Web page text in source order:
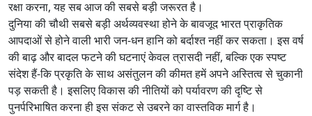
रक्षा करना, यह सब आज की सबसे बड़ी जरूरत है।
दुनिया की चौथी सबसे बड़ी अर्थव्यवस्था होने के बावजूद भारत प्राकृतिक
आपदाओं से होने वाली भारी जन-धन हानि को बर्दाश्त नहीं कर सकता। इस वर्ष
की बाढ़ और बादल फटने की घटनाएं केवल त्रासदी नहीं, बल्कि एक स्पष्ट
संदेश हैं-कि प्रकृति के साथ असंतुलन की कीमत हमें अपने अस्तित्व से चुकानी
पड़ सकती है। इसलिए विकास की नीतियों को पर्यावरण की दृष्टि से
पुनर्परिभाषित करना ही इस संकट से उबरने का वास्तविक मार्ग है।